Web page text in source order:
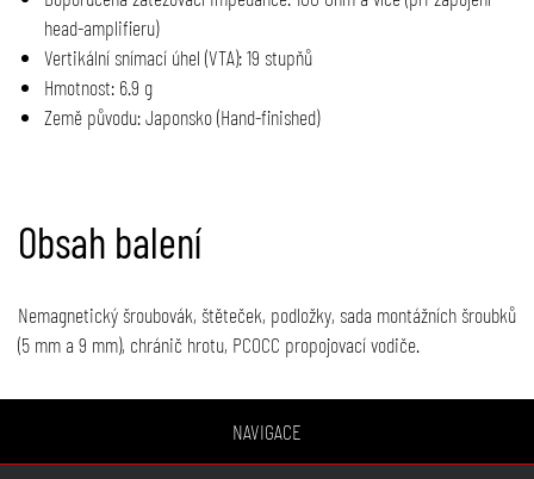
head-amplifieru)
Vertikální snímací úhel (VTA): 19 stupňů
Hmotnost: 6.9 g
Země původu: Japonsko (Hand-finished)
Obsah balení
Nemagnetický šroubovák, štěteček, podložky, sada montážních šroubků
(5 mm a 9 mm), chránič hrotu, PCOCC propojovací vodiče.
NAVIGACE